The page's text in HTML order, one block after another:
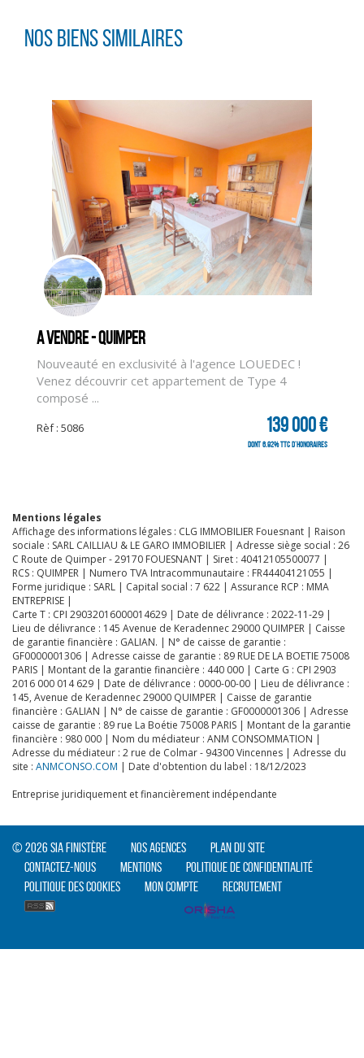
CLIQUER ICI POUR AGRANDIR
CLIQUER ICI POUR AGRANDIR
Nos biens similaires
A vendre - QUIMPER
Nouveauté en exclusivité à l'agence LOUEDEC !
Venez découvrir cet appartement de Type 4
composé ...
Rèf : 5086 139 000 €
dont 6.92% TTC d'honoraires
Mentions légales
Affichage des informations légales : CLG IMMOBILIER Fouesnant | Raison
sociale : SARL CAILLIAU & LE GARO IMMOBILIER | Adresse siège social : 26
C Route de Quimper - 29170 FOUESNANT | Siret : 40412105500077 |
RCS : QUIMPER | Numero TVA Intracommunautaire : FR44404121055 |
Forme juridique : SARL | Capital social : 7 622 | Assurance RCP : MMA
ENTREPRISE |
Carte T : CPI 29032016000014629 | Date de délivrance : 2022-11-29 |
Lieu de délivrance : 145 Avenue de Keradennec 29000 QUIMPER | Caisse
de garantie financière : GALIAN. | N° de caisse de garantie :
GF0000001306 | Adresse caisse de garantie : 89 RUE DE LA BOETIE 75008
PARIS | Montant de la garantie financière : 440 000 | Carte G : CPI 2903
2016 000 014 629 | Date de délivrance : 0000-00-00 | Lieu de délivrance :
145, Avenue de Keradennec 29000 QUIMPER | Caisse de garantie
financière : GALIAN | N° de caisse de garantie : GF0000001306 | Adresse
caisse de garantie : 89 rue La Boétie 75008 PARIS | Montant de la garantie
financière : 980 000 | Nom du médiateur : ANM CONSOMMATION |
Adresse du médiateur : 2 rue de Colmar - 94300 Vincennes | Adresse du
site : ANMCONSO.COM | Date d'obtention du label : 18/12/2023
Entreprise juridiquement et financièrement indépendante
© 2026 SIA Finistère Nos agences
Plan du site
Contactez-nous
Mentions
Politique de confidentialité
Politique des cookies
Mon compte Recrutement